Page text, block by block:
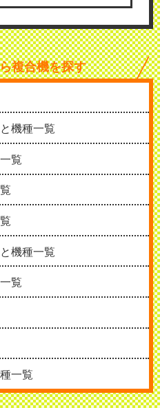
複合機を探す
機種一覧
覧
機種一覧
覧
一覧